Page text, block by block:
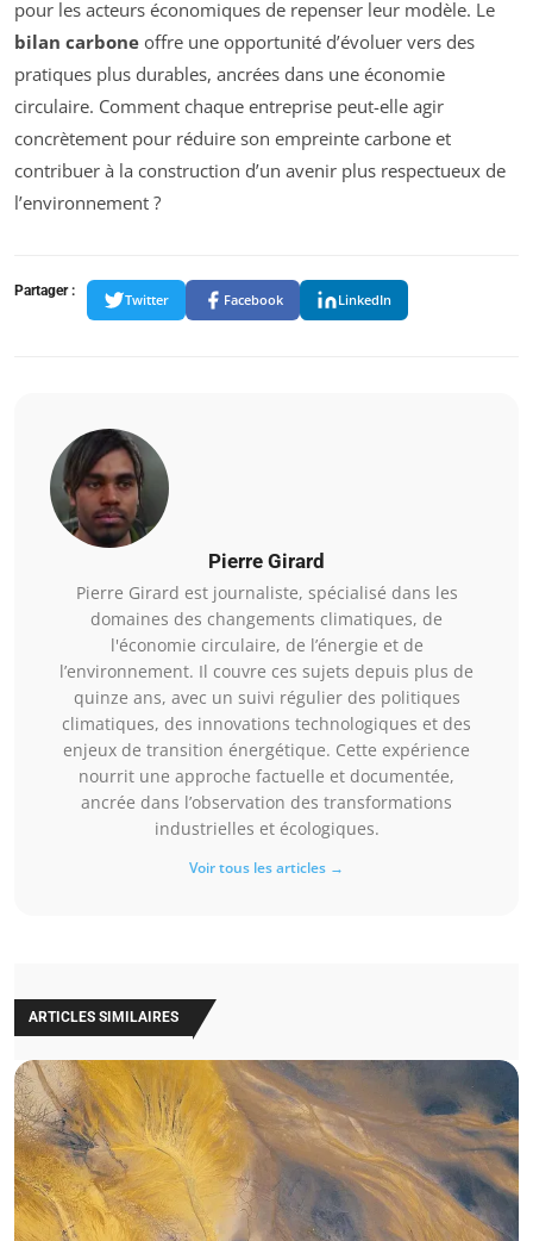
pour les acteurs économiques de repenser leur modèle. Le
bilan carbone offre une opportunité d’évoluer vers des
pratiques plus durables, ancrées dans une économie
circulaire. Comment chaque entreprise peut-elle agir
concrètement pour réduire son empreinte carbone et
contribuer à la construction d’un avenir plus respectueux de
l’environnement ?
Partager :
Twitter Facebook LinkedIn
Pierre Girard
Pierre Girard est journaliste, spécialisé dans les
domaines des changements climatiques, de
l'économie circulaire, de l’énergie et de
l’environnement. Il couvre ces sujets depuis plus de
quinze ans, avec un suivi régulier des politiques
climatiques, des innovations technologiques et des
enjeux de transition énergétique. Cette expérience
nourrit une approche factuelle et documentée,
ancrée dans l’observation des transformations
industrielles et écologiques.
Voir tous les articles →
ARTICLES SIMILAIRES